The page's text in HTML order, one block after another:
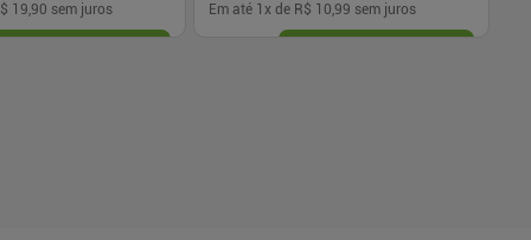
19,90 sem juros Em até 1 x de R$ 10,99 sem juros